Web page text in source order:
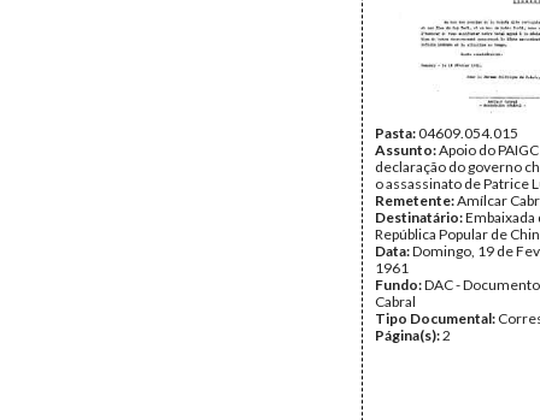
Pasta:04609.054.015
Assunto:Apoio do PAIGC
declaração do governo
o assassinato de Patrice
Remetente:Amílcar
Destinatário:Embaixada
República Popular de
Data:Domingo, 19 de
1961
Fundo:DAC -
Cabral
Tipo Documental:
Página(s):2